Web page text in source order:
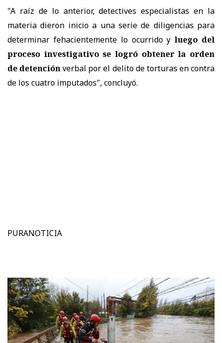
"A raíz de lo anterior, detectives especialistas en la
materia dieron inicio a una serie de diligencias para
determinar fehacientemente lo ocurrido yluego del
proceso investigativo se logró obtener la orden
de detenciónverbal por el delito de torturas en contra
de los cuatro imputados", concluyó.
PURANOTICIA